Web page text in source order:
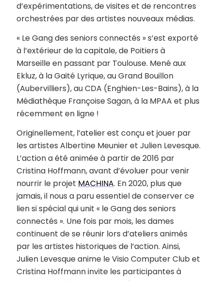
d’expérimentations, de visites et de rencontres
orchestrées par des artistes nouveaux médias.
« Le Gang des seniors connectés » s’est exporté
à l’extérieur de la capitale, de Poitiers à
Marseille en passant par Toulouse. Mené aux
Ekluz, à laGaitéLyrique, au Grand Bouillon
(Aubervilliers), au CDA (Enghien-Les-Bains), à la
Médiathèque FrançoiseSagan, à la MPAA et plus
récemment en ligne !
Originellement, l’atelier est conçu et jouer par
les artistes Albertine Meunier et Julien Levesque.
L’action a été animée à partir de 2016 par
Cristina Hoffmann, avant d’évoluer pour venir
nourrir le projet MACHINA. En 2020, plus que
jamais, il nous a paru essentiel de conserver ce
lien si spécial qui unit « le Gang des seniors
connectés ». Une fois par mois, les dames
continuent de se réunir lors d’ateliers animés
par les artistes historiques de l’action. Ainsi,
Julien Levesque anime le Visio Computer Club et
Cristina Hoffmann invite les participantes à